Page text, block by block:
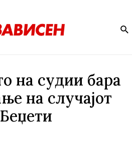
на судии бара
на случајот